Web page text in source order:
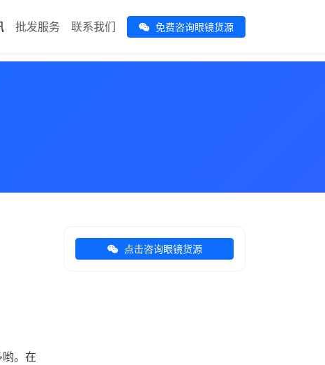
批发服务 联系我们 免费咨询眼镜货源
。在
点击咨询眼镜货源